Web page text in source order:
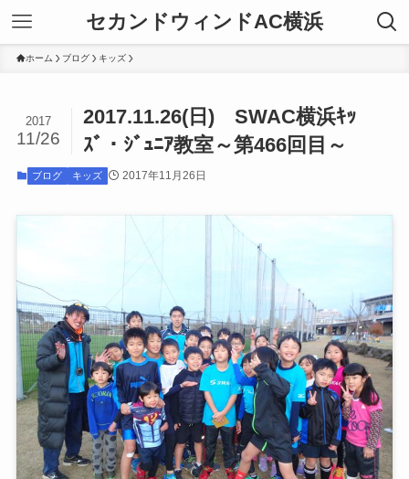
セカンドウィンドAC横浜
ホーム ブログ キッズ
2017.11.26(日) SWAC横浜ｷｯ
ｽﾞ・ｼﾞｭﾆｱ教室～第466回目～
2017
11/26
ブログ キッズ 2017年11月26日